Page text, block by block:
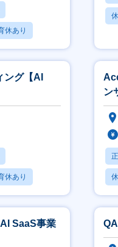
休あり
グ【AI
休あり
ン
SaaS事業